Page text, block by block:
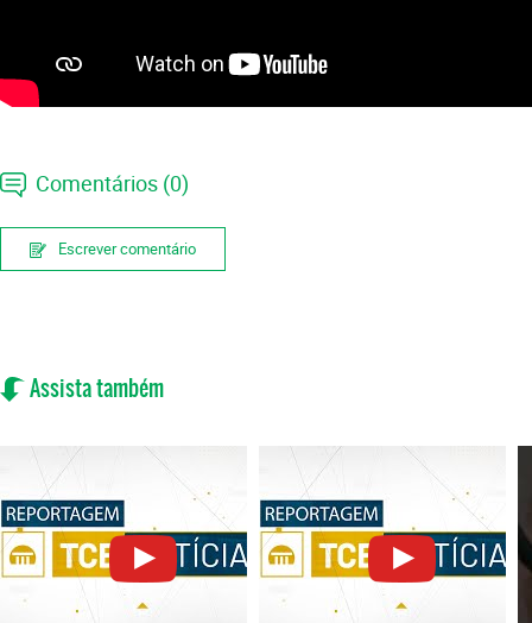
Comentários (0)
Escrever comentário
Assista também